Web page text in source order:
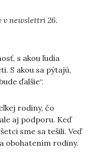
v newslettri 26.
s akou ľudia
S akou sa pýtajú,
ďalšie“.
rodiny, čo
aj podporu. Keď
sme sa tešili. Veď
obohatením rodiny.